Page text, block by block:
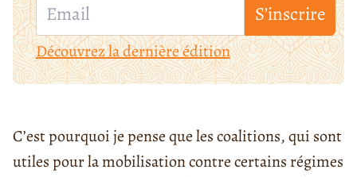
S’inscrire
Découvrez la dernière édition
C’est pourquoi je pense que lescoalitions, qui sont
utiles pour la mobilisation contre certains régimes